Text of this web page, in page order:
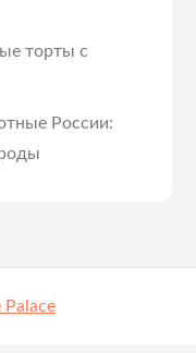
торты с
России:
Palace